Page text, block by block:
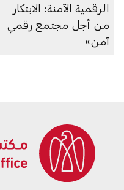
الرقمية الآمنة: الابتكار
من أجل مجتمع رقمي
آمن»